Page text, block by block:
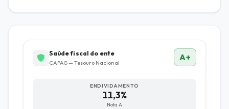
Saúde fiscal do ente
CAPAG — Tesouro Nacional
A+
ENDIVIDAMENTO
11,3%
Nota A